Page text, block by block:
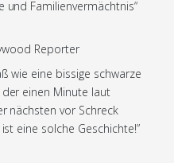
und Familienvermächtnis“
Reporter
wie eine bissige schwarze
einen Minute laut
nächsten vor Schreck
eine solche Geschichte!”